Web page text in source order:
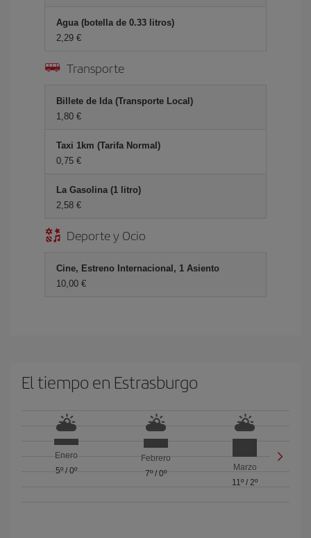
Agua (botella de 0.33 litros)
2,29 €
Transporte
Billete de Ida (Transporte Local)
1,80 €
Taxi 1km (Tarifa Normal)
0,75 €
La Gasolina (1 litro)
2,58 €
Deporte y Ocio
Cine, Estreno Internacional, 1 Asiento
10,00 €
El tiempo en Estrasburgo
Enero
5º/ 0º
Febrero
7º/ 0º
Marzo
11º /2º